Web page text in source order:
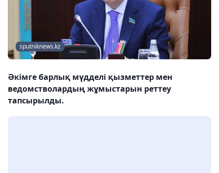
sputniknews.kz
Әкімге барлық мүдделі қызметтер мен
ведомстволардың жұмыстарын реттеу
тапсырылды.